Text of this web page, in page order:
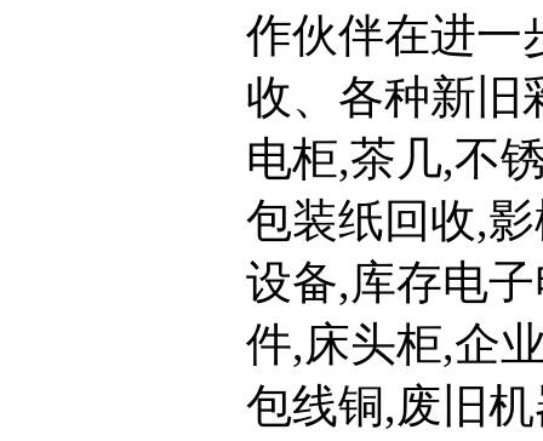
作伙伴在进一
收、各种新旧
电柜,茶几,不
包装纸回收,
设备,库存电
件,床头柜,企
包线铜,废旧